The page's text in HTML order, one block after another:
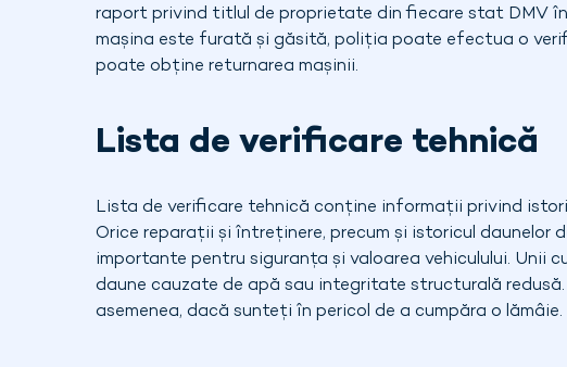
raport privind titlul de proprietate din fiecare stat DMV
mașina este furată și găsită, poliția poate efectua o
poate obține returnarea mașinii.
Lista de verificare tehnică
Lista de verificare tehnică conține informații privind
Orice reparații și întreținere, precum și istoricul daunelor
importante pentru siguranța și valoarea vehiculului. Unii
daune cauzate de apă sau integritate structurală
asemenea, dacă sunteți în pericol de a cumpăra o lămâie.